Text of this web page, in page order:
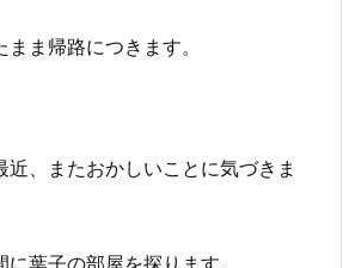
ま帰路につきます。
、またおかしいことに気づきま